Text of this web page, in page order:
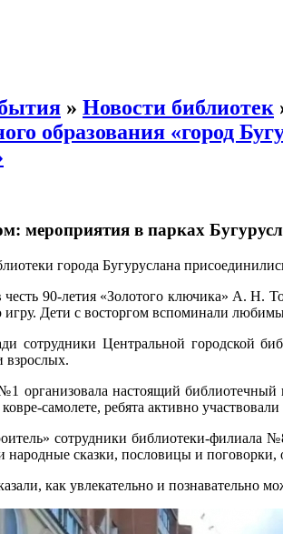
» Новости библиотек
образования «город
мероприятия в парках
города Бугуруслана
90-летия «Золотого ключика» А. Н.
игру. Дети с восторгом вспоминали
сотрудники Центральной городской
взрослых.
организовала настоящий
самолете, ребята активно
сотрудники библиотеки-
народные сказки, пословицы и поговорки,
как увлекательно и познавательно